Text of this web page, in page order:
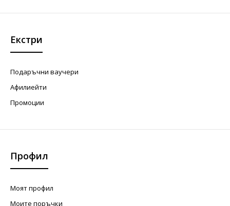
Екстри
Подаръчни ваучери
Афилиейти
Промоции
Профил
Моят профил
Моите поръчки